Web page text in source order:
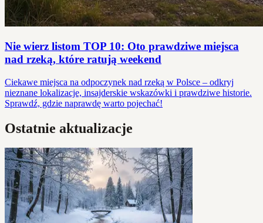
Nie wierz listom TOP 10: Oto prawdziwe miejsca
nad rzeką, które ratują weekend
Ciekawe miejsca na odpoczynek nad rzeką w Polsce – odkryj
nieznane lokalizacje, insajderskie wskazówki i prawdziwe historie.
Sprawdź, gdzie naprawdę warto pojechać!
Ostatnie aktualizacje